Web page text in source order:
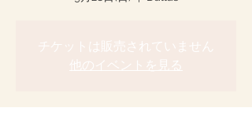
チケットは販売されていません
他のイベントを見る